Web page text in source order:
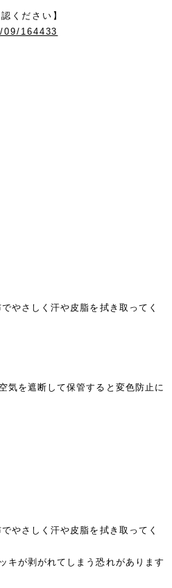
ください】
164433
やさしく汗や皮脂を拭き取ってく
気を遮断して保管すると変色防止に
やさしく汗や皮脂を拭き取ってく
キが剥がれてしまう恐れがあります